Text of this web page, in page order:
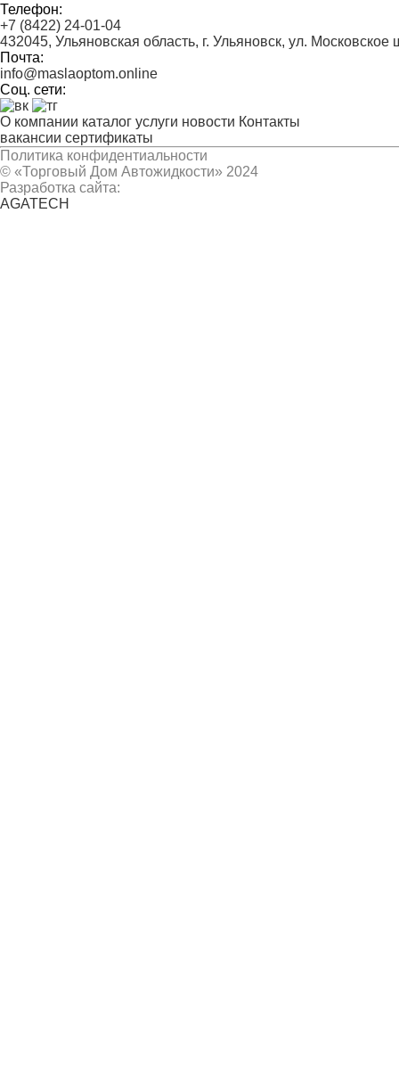
Телефон:
+7 (8422) 24-01-04
432045, Ульяновская область, г. Ульяновск, ул.
Почта:
info@maslaoptom.online
Соц. сети:
О компании каталог услуги новости Контакты
вакансии сертификаты
Политика конфидентиальности
© «Торговый Дом Автожидкости» 2024
Разработка сайта:
AGATECH